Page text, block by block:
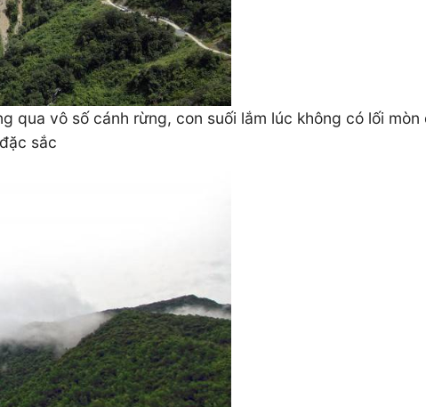
qua vô số cánh rừng, con suối lắm lúc không có lối
sắc